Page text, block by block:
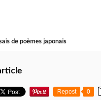
de poèmes japonais
Repost 0